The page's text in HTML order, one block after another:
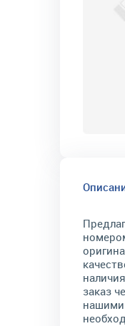
заказ
нашими